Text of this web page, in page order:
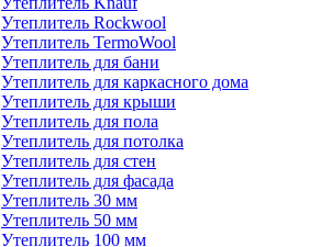
Утеплитель Rockwool
Утеплитель TermoWool
Утеплитель для бани
Утеплитель для каркасного дома
Утеплитель для крыши
Утеплитель для пола
Утеплитель для потолка
Утеплитель для стен
Утеплитель для фасада
Утеплитель 30 мм
Утеплитель 50 мм
Утеплитель 100 мм